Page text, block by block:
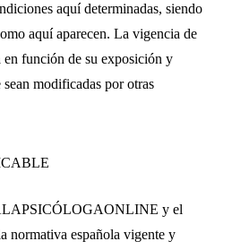
aquí determinadas, siendo
aquí aparecen. La vigencia de
en función de su exposición y
sean modificadas por otras
y el
normativa española vigente y